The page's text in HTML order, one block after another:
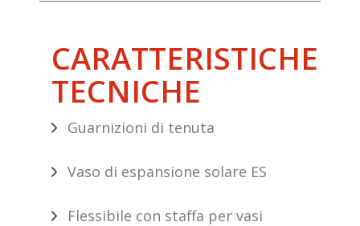
CARATTERISTICHE
TECNICHE
Guarnizioni di tenuta
Vaso di espansione solare ES
Flessibile con staffa per vasi